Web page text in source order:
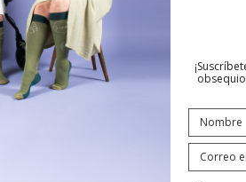
SupCare Calcetines de